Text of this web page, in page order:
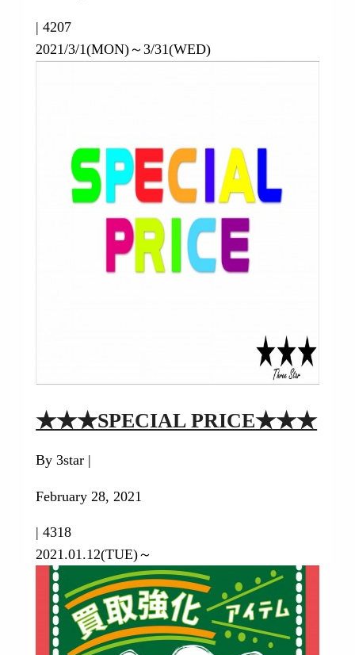
|4207
2021/3/1(MON)～3/31(WED)
★★★SPECIAL PRICE★★★
By 3star |
February 28, 2021
|4318
2021.01.12(TUE)～